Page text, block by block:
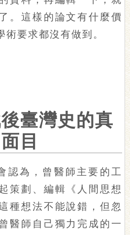
。這樣的論文有什麼價
術要求都沒有做到。
臺灣史的真
面目
認為，曾醫師主要的工
策劃、編輯《人間思想
種想法不能說錯，但忽
醫師自己獨力完成的一